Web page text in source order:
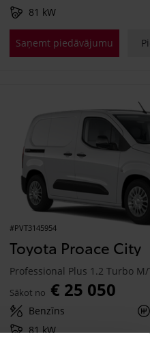
81 kW
Saņemt piedāvājumu
#PVT3145954
Toyota Proace City
Sākot no € 25 050
Benzīns
81 kW